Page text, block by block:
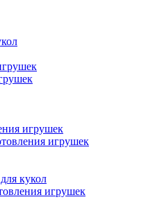
игрушек
игрушек
кукол
игрушек